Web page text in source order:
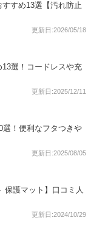
すめ13選【汚れ防止
更新日:2026/05/18
選！コードレスや充
更新日:2025/12/11
！便利なフタつきや
更新日:2025/08/05
保護マット】口コミ人
更新日:2024/10/29